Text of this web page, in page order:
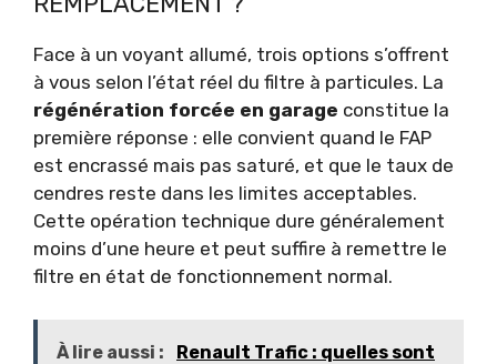
Face à un voyant allumé, trois options s’offrent
à vous selon l’état réel du filtre à particules. La
régénération forcée en garage constitue la
première réponse : elle convient quand le FAP
est encrassé mais pas saturé, et que le taux de
cendres reste dans les limites acceptables.
Cette opération technique dure généralement
moins d’une heure et peut suffire à remettre le
filtre en état de fonctionnement normal.
À lire aussi :
Renault Trafic : quelles sont